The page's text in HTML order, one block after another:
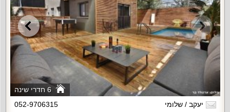
6 חדרי שינה
יעקב / שלומי
052-9706315